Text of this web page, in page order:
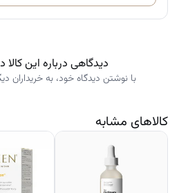
دیدگاهی درباره این کالا
با نوشتن دیدگاه خود، به خریداران
کالاهای مشابه